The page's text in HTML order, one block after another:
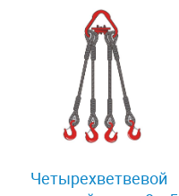
Четырехветвевой